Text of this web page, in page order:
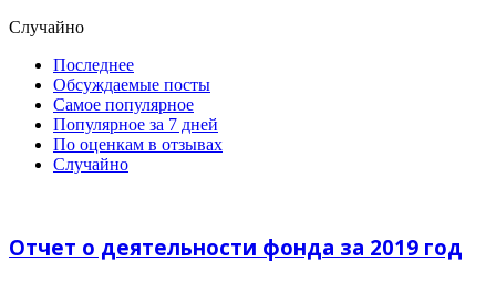
Случайно
Последнее
Обсуждаемые посты
Самое популярное
Популярное за 7 дней
По оценкам в отзывах
Случайно
Отчет о деятельности фонда за 2019 год